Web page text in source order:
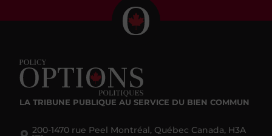
LA TRIBUNE PUBLIQUE AU SERVICE DU BIEN COMMUN
200-1470 rue Peel Montréal, Québec Canada, H3A